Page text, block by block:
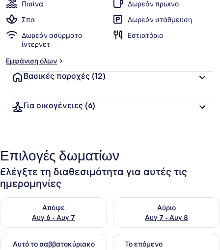
Πισίνα
Δωρεάν πρωινό
Σπα
Δωρεάν στάθμευση
Δωρεάν ασύρματο
ίντερνετ
Εστιατόριο
Εμφάνιση όλων
Βασικές παροχές (12)
Για οικογένειες (6)
Επιλογές δωματίων
Ελέγξτε τη διαθεσιμότητα για αυτές τις
ημερομηνίες
Απόψε
Αυγ 6 - Αυγ 7
Έλεγχος διαθεσιμότητας για απόψε Αυγ 6 - Αυγ 7
Αύριο
Αυγ 7 - Αυγ 8
Έλεγχος διαθεσιμότητας
Αυτό το σαββατοκύριακο
Έλεγχος διαθεσιμότητας για αυτό το σαββατοκύριακο
Το επόμενο
Έλεγχος διαθεσιμότητας